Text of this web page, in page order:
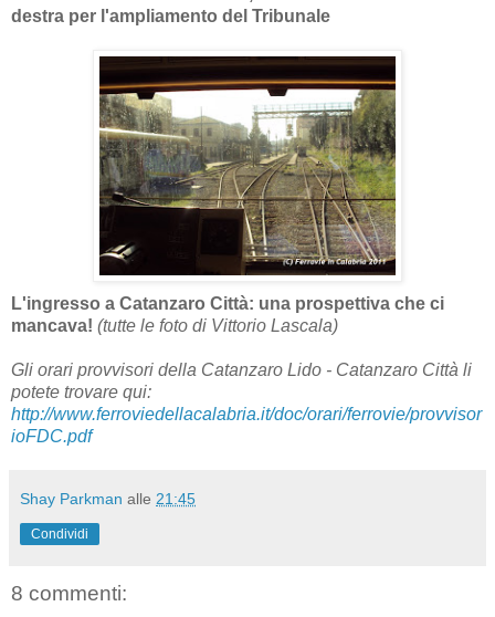
destra per l'ampliamento del Tribunale
L'ingresso a Catanzaro Città: una prospettiva che ci
mancava! (tutte le foto di Vittorio Lascala)
Gli orari provvisori della Catanzaro Lido - Catanzaro Città li
potete trovare qui:
http://www.ferroviedellacalabria.it/doc/orari/ferrovie/provvisor
ioFDC.pdf
Shay Parkman alle 21:45
Condividi
8 commenti: